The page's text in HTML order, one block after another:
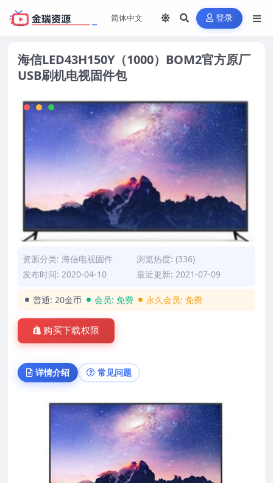
登录
海信LED43H150Y（1000）BOM2官方原厂
USB刷机电视固件包
资源分类: 海信电视固件
浏览热度: (336)
发布时间: 2020-04-10
最近更新: 2021-07-09
普通: 20金币 会员: 免费 永久会员: 免费
购买下载权限
详情介绍 常见问题